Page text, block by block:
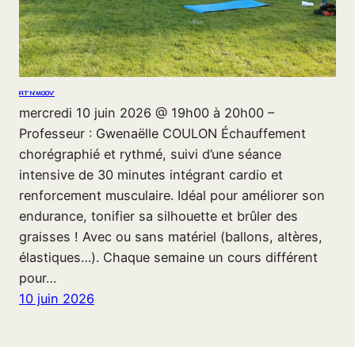
FIT’N’MOOV’
mercredi 10 juin 2026 @ 19h00 à 20h00 –
Professeur : Gwenaëlle COULON Échauffement
chorégraphié et rythmé, suivi d’une séance
intensive de 30 minutes intégrant cardio et
renforcement musculaire. Idéal pour améliorer son
endurance, tonifier sa silhouette et brûler des
graisses ! Avec ou sans matériel (ballons, altères,
élastiques…). Chaque semaine un cours différent
pour…
10 juin 2026